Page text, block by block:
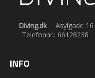
Diving.dk Asylgade 16
Telefonnr.: 66128238
INFO